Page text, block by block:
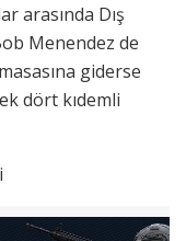
arasında Dış
Menendez de
giderse
dört kıdemli